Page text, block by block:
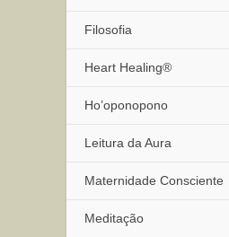
Filosofia
Heart Healing®
Ho’oponopono
Leitura da Aura
Maternidade Consciente
Meditação